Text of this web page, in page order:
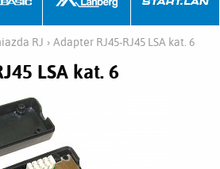
RJ Adapter RJ45-RJ45 LSA kat. 6
LSA kat. 6